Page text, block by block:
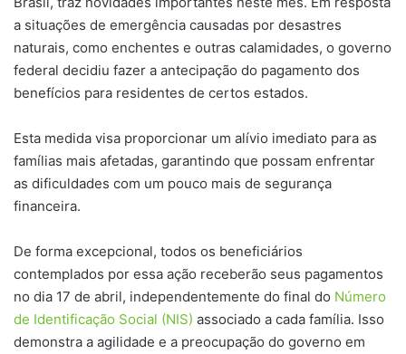
a situações de emergência causadas por desastres
naturais, como enchentes e outras calamidades, o governo
federal decidiu fazer a antecipação do pagamento dos
benefícios para residentes de certos estados.
Esta medida visa proporcionar um alívio imediato para as
famílias mais afetadas, garantindo que possam enfrentar
as dificuldades com um pouco mais de segurança
financeira.
De forma excepcional, todos os beneficiários
contemplados por essa ação receberão seus pagamentos
no dia 17 de abril, independentemente do final do Número
de Identificação Social (NIS) associado a cada família. Isso
demonstra a agilidade e a preocupação do governo em